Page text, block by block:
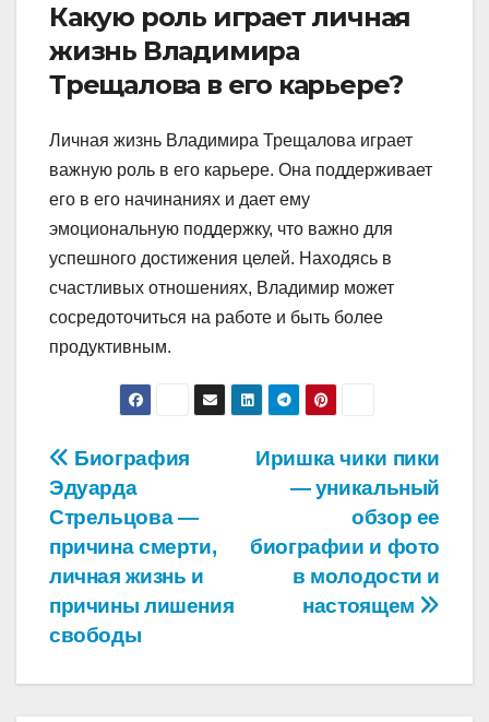
Какую роль играет личная
жизнь Владимира
Трещалова в его карьере?
Личная жизнь Владимира Трещалова играет
важную роль в его карьере. Она поддерживает
его в его начинаниях и дает ему
эмоциональную поддержку, что важно для
успешного достижения целей. Находясь в
счастливых отношениях, Владимир может
сосредоточиться на работе и быть более
продуктивным.
Навигация
по
записям
Иришка чики пики
— уникальный
обзор ее
биографии и фото
в молодости и
настоящем
Биография
Эдуарда
Стрельцова —
причина смерти,
личная жизнь и
причины лишения
свободы